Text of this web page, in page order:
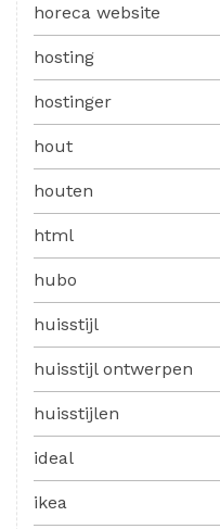
horeca website
hosting
hostinger
hout
houten
html
hubo
huisstijl
huisstijl ontwerpen
huisstijlen
ideal
ikea